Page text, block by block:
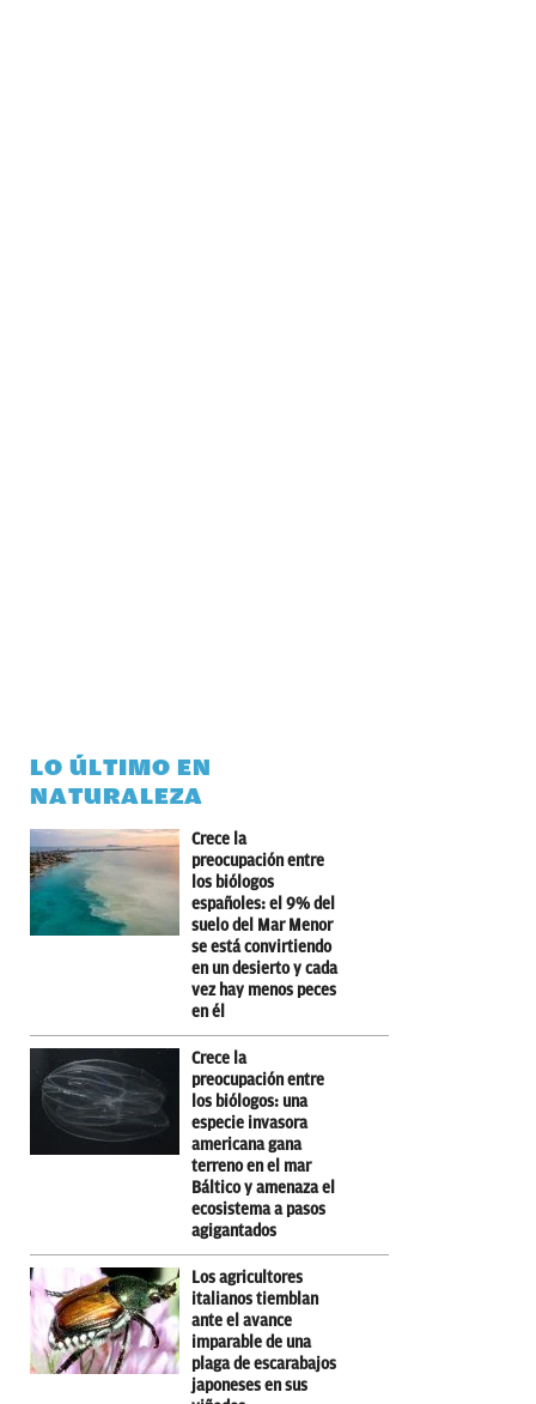
LO ÚLTIMO EN
NATURALEZA
Crece la
preocupación entre
los biólogos
españoles: el 9% del
suelo del Mar Menor
se está convirtiendo
en un desierto y cada
vez hay menos peces
en él
Crece la
preocupación entre
los biólogos: una
especie invasora
americana gana
terreno en el mar
Báltico y amenaza el
ecosistema a pasos
agigantados
Los agricultores
italianos tiemblan
ante el avance
imparable de una
plaga de escarabajos
japoneses en sus